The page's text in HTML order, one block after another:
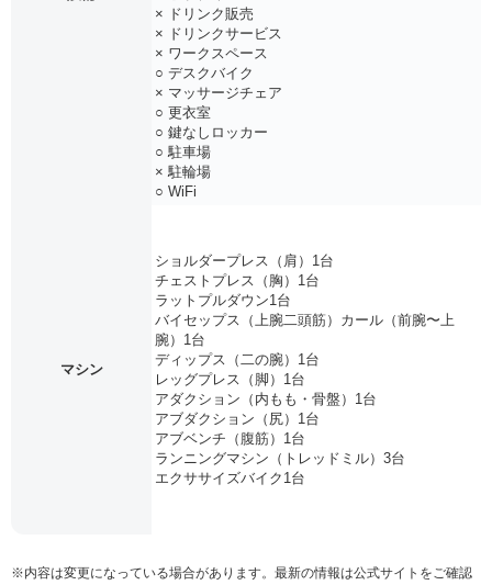
× ドリンク販売
× ドリンクサービス
× ワークスペース
○ デスクバイク
× マッサージチェア
○ 更衣室
○ 鍵なしロッカー
○ 駐車場
× 駐輪場
○ WiFi
マシン
ショルダープレス（肩）1台
チェストプレス（胸）1台
ラットプルダウン1台
バイセップス（上腕二頭筋）カール（前腕〜上
腕）1台
ディップス（二の腕）1台
レッグプレス（脚）1台
アダクション（内もも・骨盤）1台
アブダクション（尻）1台
アブベンチ（腹筋）1台
ランニングマシン（トレッドミル）3台
エクササイズバイク1台
※内容は変更になっている場合があります。最新の情報は公式サイトをご確認